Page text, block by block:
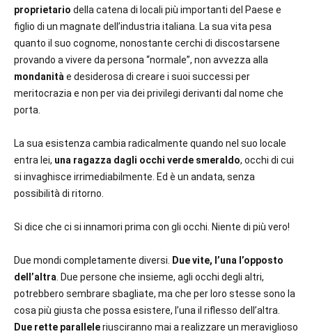
proprietario della catena di locali più importanti del Paese e
figlio di un magnate dell’industria italiana. La sua vita pesa
quanto il suo cognome, nonostante cerchi di discostarsene
provando a vivere da persona “normale”, non avvezza alla
mondanità e desiderosa di creare i suoi successi per
meritocrazia e non per via dei privilegi derivanti dal nome che
porta.
La sua esistenza cambia radicalmente quando nel suo locale
entra lei, una ragazza dagli occhi verde smeraldo, occhi di cui
si invaghisce irrimediabilmente. Ed è un andata, senza
possibilità di ritorno.
Si dice che ci si innamori prima con gli occhi. Niente di più vero!
Due mondi completamente diversi.
Due vite, l’una l’opposto
dell’altra . Due persone che insieme, agli occhi degli altri,
potrebbero sembrare sbagliate, ma che per loro stesse sono la
cosa più giusta che possa esistere, l’una il riflesso dell’altra.
Due rette paralleleriusciranno mai a realizzare un meraviglioso